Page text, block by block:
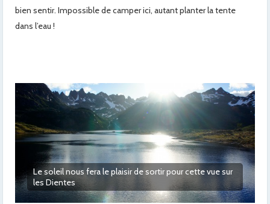
bien sentir. Impossible de camper ici, autant planter la tente
dans l’eau !
On suit le chemin …